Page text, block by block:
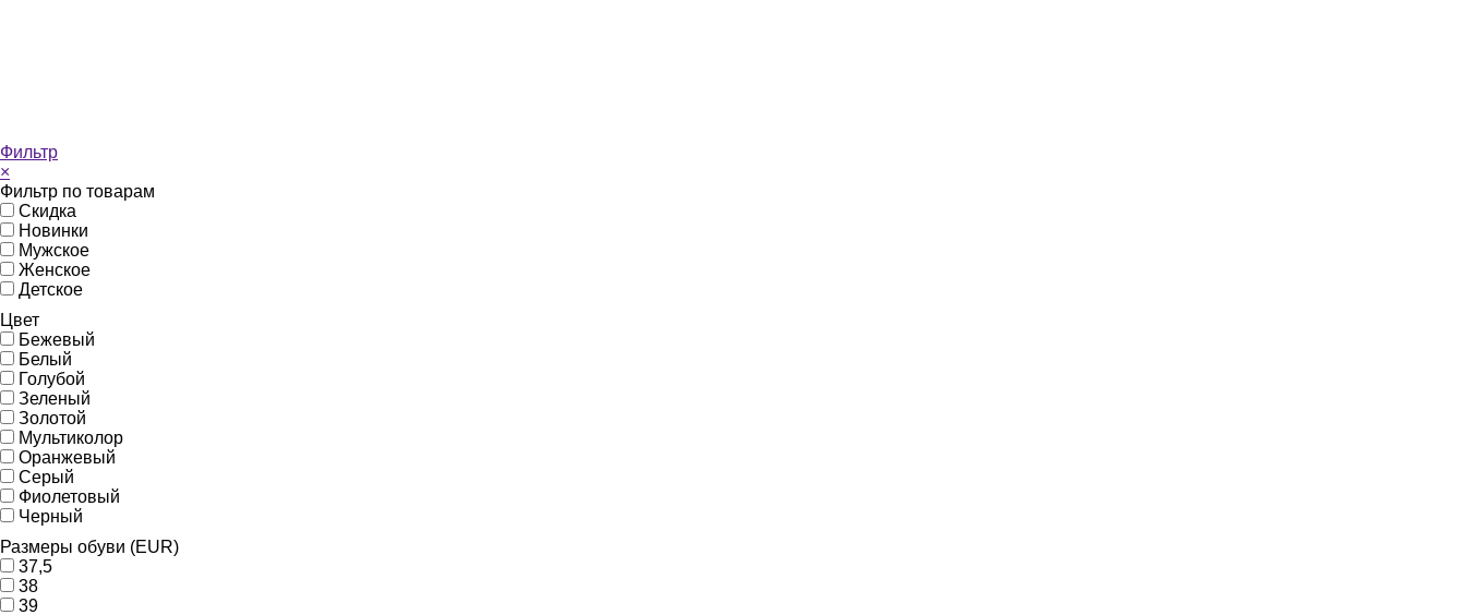
Фильтр
×
Фильтр по товарам
Скидка
Новинки
Мужское
Женское
Детское
Цвет
Бежевый
Белый
Голубой
Зеленый
Золотой
Мультиколор
Оранжевый
Серый
Фиолетовый
Черный
Размеры обуви (EUR)
37,5
38
39